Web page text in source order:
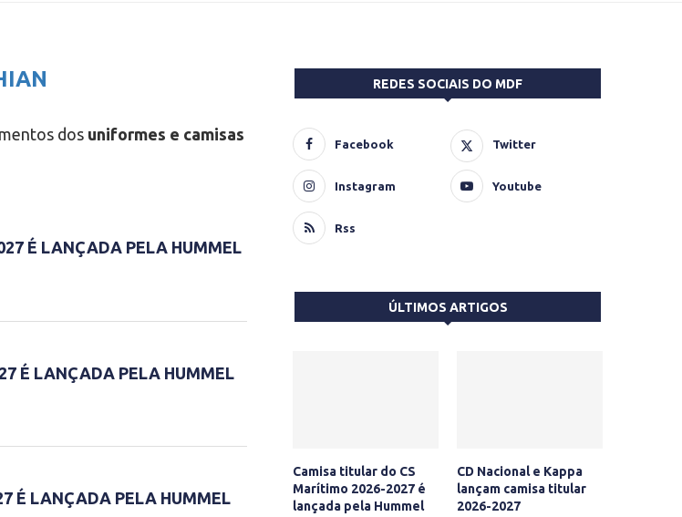
dos uniformes e camisas
É LANÇADA PELA HUMMEL
É LANÇADA PELA HUMMEL
É LANÇADA PELA HUMMEL
REDES SOCIAIS DO MDF
Facebook Twitter
Instagram Youtube
Rss
ÚLTIMOS ARTIGOS
Camisa titular do CS
Marítimo 2026-2027 é
lançada pela Hummel
CD Nacional e Kappa
lançam camisa titular
2026-2027